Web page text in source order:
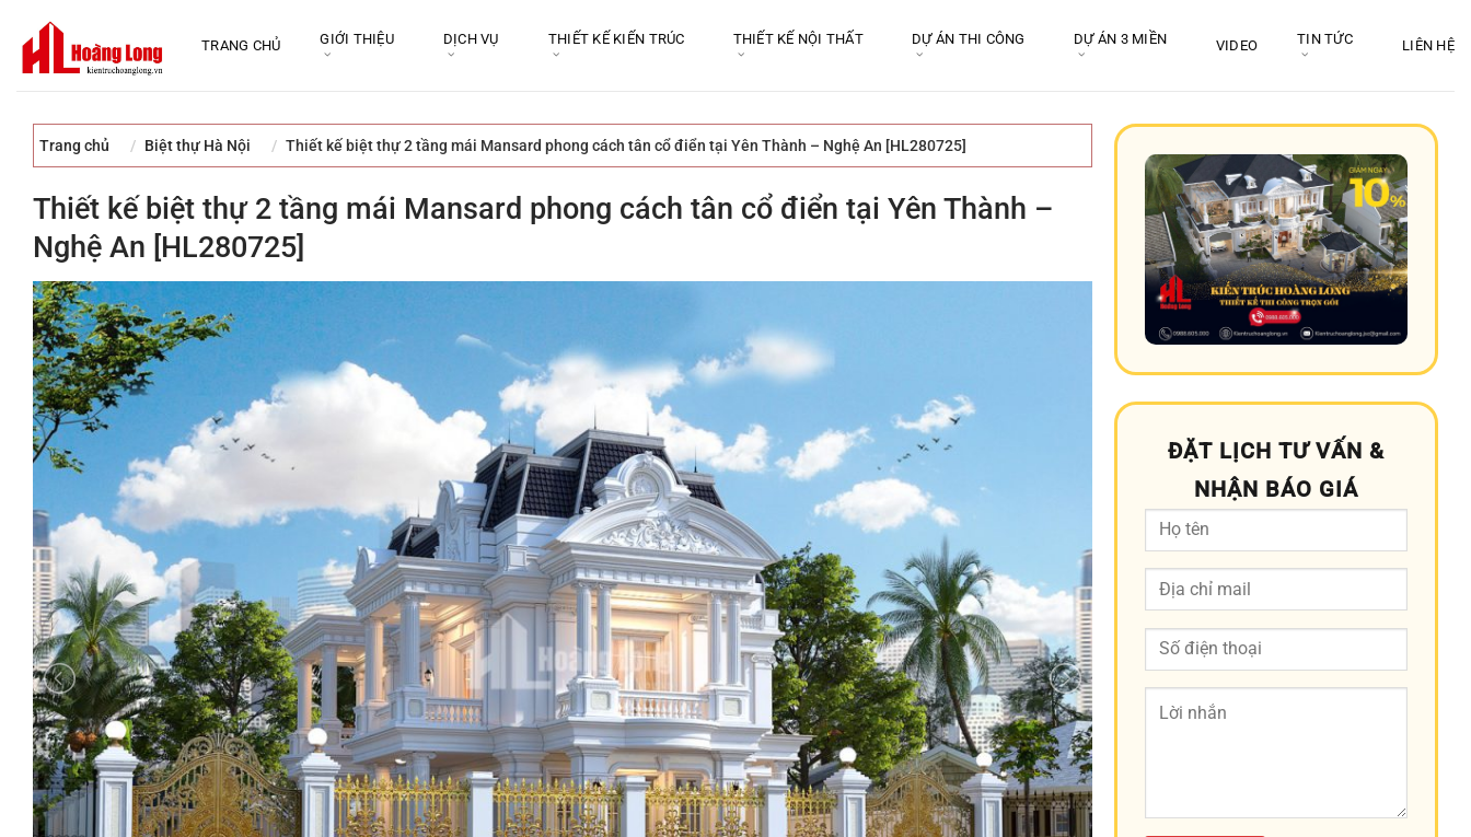
qua
TRANG CHỦ GIỚI THIỆU DỊCH VỤ THIẾT KẾ KIẾN TRÚC THIẾT KẾ NỘI THẤT DỰ ÁN THI CÔNG DỰ ÁN 3 MIỀN VIDEO TIN TỨC LIÊN HỆ
Trang chủ Biệt thự Hà Nội Thiết kế biệt thự 2 tầng mái Mansard phong cách tân cổ điển tại Yên Thành – Nghệ An [HL280725]
Thiết kế biệt thự 2 tầng mái Mansard phong cách tân cổ điển tại Yên Thành –
Nghệ An [HL280725]
ĐẶT LỊCH TƯ VẤN &
NHẬN BÁO GIÁ